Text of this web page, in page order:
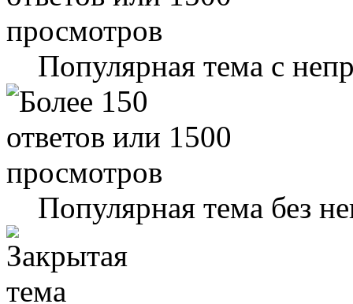
Популярная тема с
Популярная тема без